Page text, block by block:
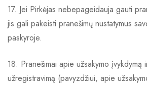
17. Jei Pirkėjas nebepageidauja gauti
jis gali pakeisti pranešimų nustatymus
paskyroje.
18. Pranešimai apie užsakymo įvykdymą
užregistravimą (pavyzdžiui, apie